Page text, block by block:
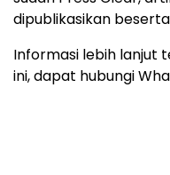
dipublikasikan
Informasi lebih lanjut
ini, dapat hubungi